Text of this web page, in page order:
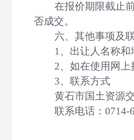
在报价期限截止
否成交。
六、其他事项及
1、出让人名称
2、如在使用网上
3、联系方式
黄石市国土资源
联系电话：